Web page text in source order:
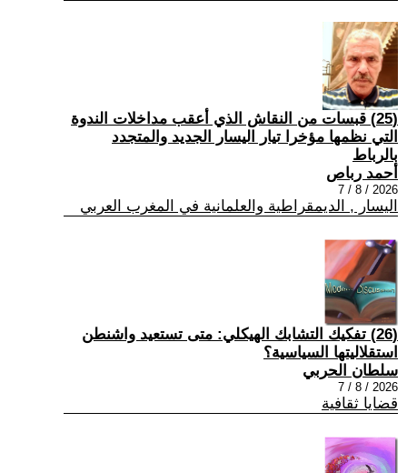
(25) قبسات من النقاش الذي أعقب مداخلات الندوة
التي نظمها مؤخرا تيار اليسار الجديد والمتجدد
بالرباط
أحمد رباص
2026 / 8 / 7
اليسار , الديمقراطية والعلمانية في المغرب العربي
(26) تفكيك التشابك الهيكلي: متى تستعيد واشنطن
استقلاليتها السياسية؟
سلطان الحربي
2026 / 8 / 7
قضايا ثقافية